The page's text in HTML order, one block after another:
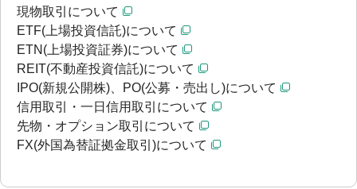
現物取引について
ETF(上場投資信託)について
ETN(上場投資証券)について
REIT(不動産投資信託)について
IPO(新規公開株)、PO(公募・売出し)について
信用取引・一日信用取引について
先物・オプション取引について
FX(外国為替証拠金取引)について